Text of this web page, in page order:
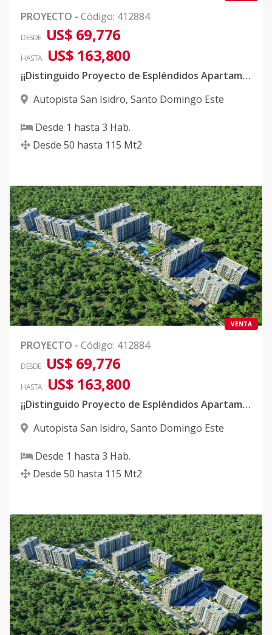
PROYECTO - Código: 412884
DESDE US$ 69,776
HASTA US$ 163,800
¡¡Distinguido Proyecto de Espléndidos Apartamentos en San Isidro!!
Autopista San Isidro, Santo Domingo Este
Desde 1 hasta 3 Hab.
Desde 50 hasta 115 Mt2
VENTA
PROYECTO - Código: 412884
DESDE US$ 69,776
HASTA US$ 163,800
¡¡Distinguido Proyecto de Espléndidos Apartamentos en San Isidro!!
Autopista San Isidro, Santo Domingo Este
Desde 1 hasta 3 Hab.
Desde 50 hasta 115 Mt2